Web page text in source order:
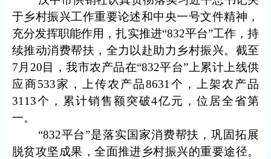
于乡村振兴工作重要论述和中央一号文件精神，
充分发挥职能作用，扎实推进“832平台”工作，持
续推动消费帮扶，全力以赴助力乡村振兴。截至
7 月 20 目，我市农产品在“832平台”上累计上线供
应商533家，上传农产品8631 个，上架农产品
3113个，累计销售额突破4亿元，位居全省第
一。
“832平台”是落实国家消费帮扶，巩固拓展
脱贫攻坚成果，全面推进乡村振兴的重要途径。